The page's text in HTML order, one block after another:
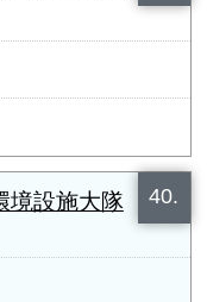
40.
境設施大隊